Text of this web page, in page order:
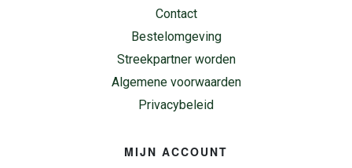
Contact
Bestelomgeving
Streekpartner worden
Algemene voorwaarden
Privacybeleid
MIJN ACCOUNT